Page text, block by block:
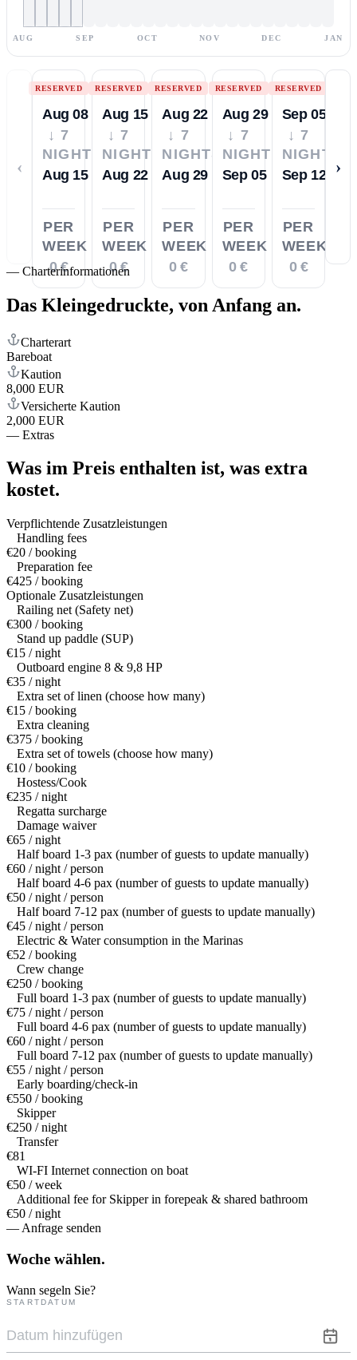
AUG SEP OCT NOV DEC JAN
‹
RESERVED
Aug 08
↓ 7
NIGHTS
Aug 15
PER
WEEK
0 €
RESERVED
Aug 15
↓ 7
NIGHTS
Aug 22
PER
WEEK
0 €
RESERVED
Aug 22
↓ 7
NIGHTS
Aug 29
PER
WEEK
0 €
RESERVED
Aug 29
↓ 7
NIGHTS
Sep 05
PER
WEEK
0 €
RESERVED
Sep 05
↓ 7
NIGHTS
Sep 12
PER
WEEK
0 €
›
— Charterinformationen
Das Kleingedruckte, von Anfang an.
Charterart
Bareboat
Kaution
8,000 EUR
Versicherte Kaution
2,000 EUR
— Extras
Was im Preis enthalten ist, was extra
kostet.
Verpflichtende Zusatzleistungen
Handling fees
€20 / booking
Preparation fee
€425 / booking
Optionale Zusatzleistungen
Railing net (Safety net)
€300 / booking
Stand up paddle (SUP)
€15 / night
Outboard engine 8 & 9,8 HP
€35 / night
Extra set of linen (choose how many)
€15 / booking
Extra cleaning
€375 / booking
Extra set of towels (choose how many)
€10 / booking
Hostess/Cook
€235 / night
Regatta surcharge
Damage waiver
€65 / night
Half board 1-3 pax (number of guests to update manually)
€60 / night / person
Half board 4-6 pax (number of guests to update manually)
€50 / night / person
Half board 7-12 pax (number of guests to update manually)
€45 / night / person
Electric & Water consumption in the Marinas
€52 / booking
Crew change
€250 / booking
Full board 1-3 pax (number of guests to update manually)
€75 / night / person
Full board 4-6 pax (number of guests to update manually)
€60 / night / person
Full board 7-12 pax (number of guests to update manually)
€55 / night / person
Early boarding/check-in
€550 / booking
Skipper
€250 / night
Transfer
€81
WI-FI Internet connection on boat
€50 / week
Additional fee for Skipper in forepeak & shared bathroom
€50 / night
— Anfrage senden
Woche wählen.
Wann segeln Sie?
STARTDATUM